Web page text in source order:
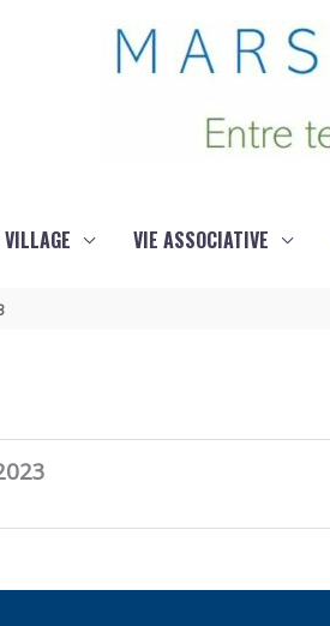
VIE ASSOCIATIVE